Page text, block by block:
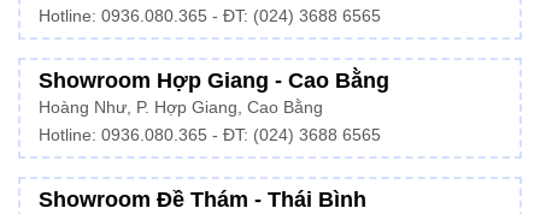
Hotline: 0936.080.365 - ĐT: (024) 3688 6565
Showroom Hợp Giang - Cao Bằng
Hoàng Như, P. Hợp Giang, Cao Bằng
Hotline: 0936.080.365 - ĐT: (024) 3688 6565
Showroom Đề Thám - Thái Bình